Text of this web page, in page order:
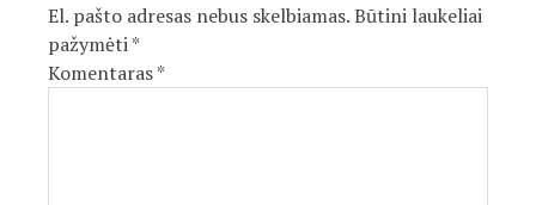
El. pašto adresas nebus skelbiamas.Būtini laukeliai
pažymėti*
Komentaras*